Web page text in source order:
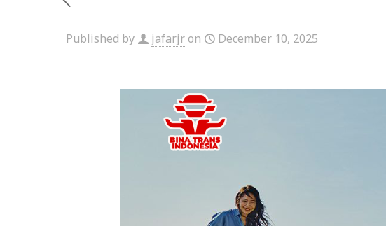
Published by jafarjron December 10, 2025